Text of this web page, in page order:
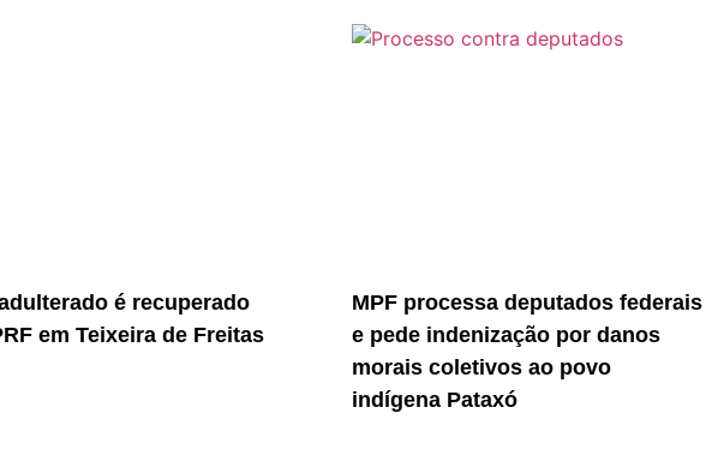
é recuperado
em Teixeira de Freitas
MPF processa deputados federais
e pede indenização por danos
morais coletivos ao povo
indígena Pataxó